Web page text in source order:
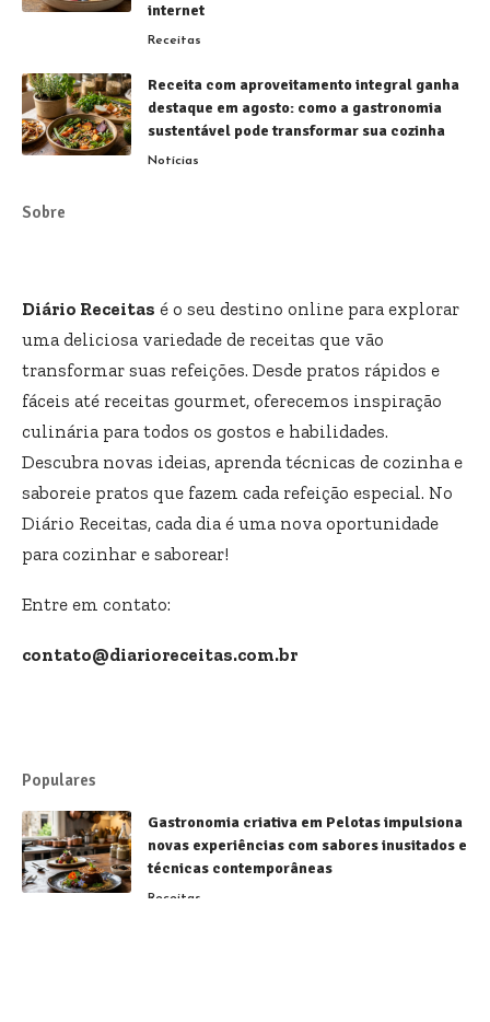
internet
Receitas
Receita com aproveitamento integral ganha
destaque em agosto: como a gastronomia
sustentável pode transformar sua cozinha
Notícias
Sobre
Diário Receitas é o seu destino online para explorar
uma deliciosa variedade de receitas que vão
transformar suas refeições. Desde pratos rápidos e
fáceis até receitas gourmet, oferecemos inspiração
culinária para todos os gostos e habilidades.
Descubra novas ideias, aprenda técnicas de cozinha e
saboreie pratos que fazem cada refeição especial. No
Diário Receitas, cada dia é uma nova oportunidade
para cozinhar e saborear!
Entre em contato:
contato@diarioreceitas.com.br
Populares
Gastronomia criativa em Pelotas impulsiona
novas experiências com sabores inusitados e
técnicas contemporâneas
Receitas